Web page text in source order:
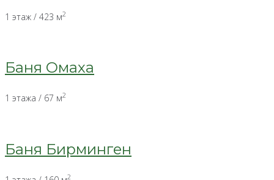
1 этаж / 423 м2
Баня Омаха
1 этажа / 67 м2
Баня Бирминген
2